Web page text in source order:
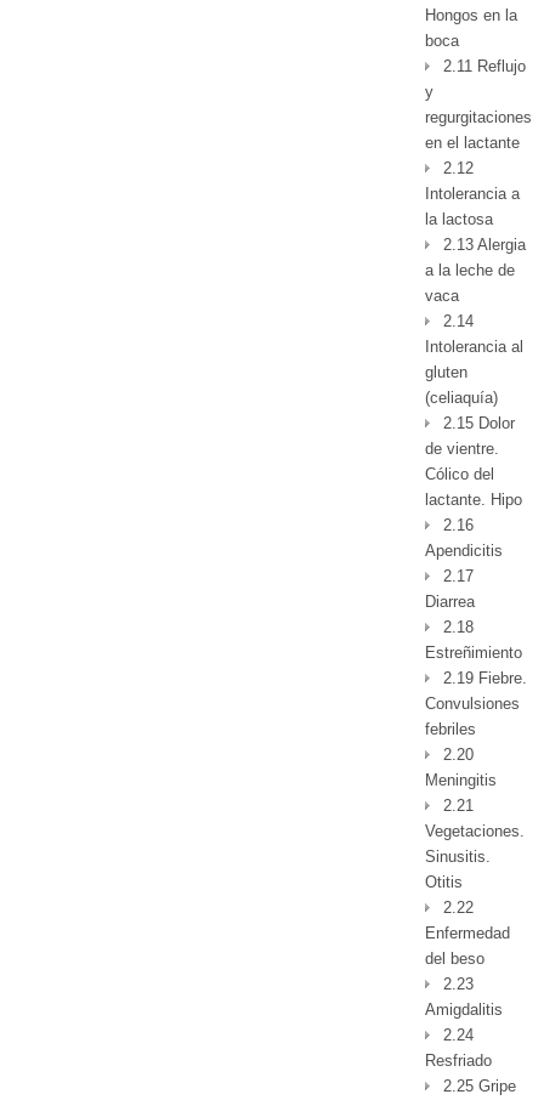
Hongos en la
boca
2.11 Reflujo
y
regurgitaciones
en el lactante
2.12
Intolerancia a
la lactosa
2.13 Alergia
a la leche de
vaca
2.14
Intolerancia al
gluten
(celiaquía)
2.15 Dolor
de vientre.
Cólico del
lactante. Hipo
2.16
Apendicitis
2.17
Diarrea
2.18
Estreñimiento
2.19 Fiebre.
Convulsiones
febriles
2.20
Meningitis
2.21
Vegetaciones.
Sinusitis.
Otitis
2.22
Enfermedad
del beso
2.23
Amigdalitis
2.24
Resfriado
2.25 Gripe